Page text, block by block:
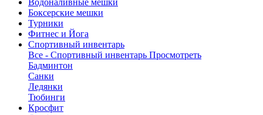
Водоналивные мешки
Боксерские мешки
Турники
Фитнес и Йога
Спортивный инвентарь
Все - Спортивный инвентарь Просмотреть
Бадминтон
Санки
Ледянки
Тюбинги
Кросфит